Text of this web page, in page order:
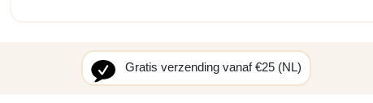
Gratis verzending vanaf €25 (NL)